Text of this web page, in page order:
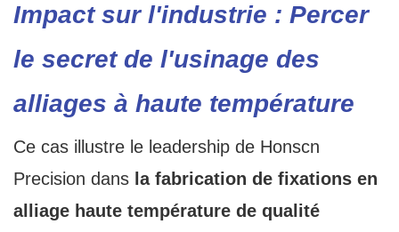
Impact sur l'industrie : Percer
le secret de l'usinage des
alliages à haute température
Ce cas illustre le leadership de Honscn
Precision dans la fabrication de fixations en
alliage haute température de qualité